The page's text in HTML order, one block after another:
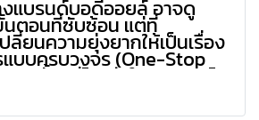
งแบรนด์บอดี้ออยล์ อาจดู
นตอนที่ซับซ้อน แต่ที่
ลี่ยนความยุ่งยากให้เป็นเรื่อง
บบครบวงจร (One-Stop
ณตั้งแต่ไอเดียในกระดาษไป
มวางจำหน่ายในตลาด